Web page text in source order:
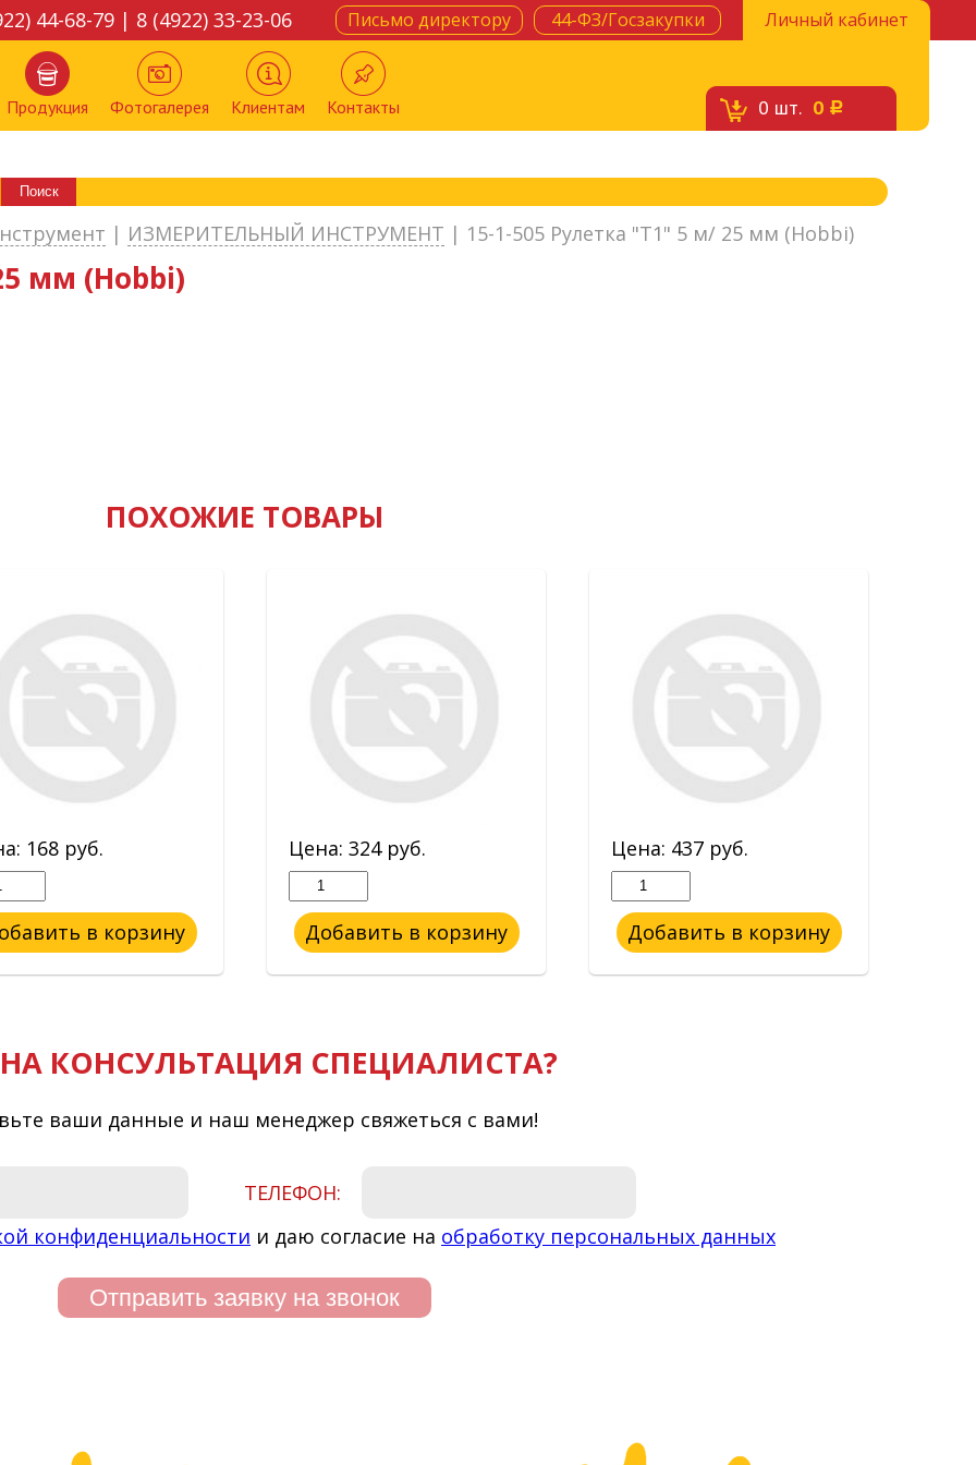
Личный кабинет
44-ФЗ/Госзакупки
Письмо директору
44-68-79 | 8 (4922) 33-23-06
0 шт. 0 c
Продукция Фотогалерея Клиентам Контакты
| ИЗМЕРИТЕЛЬНЫЙ ИНСТРУМЕНТ | 15-1-505 Рулетка "Т1" 5 м/ 25 мм (Hobbi)
мм (Hobbi)
ПОХОЖИЕ ТОВАРЫ
168 руб.
в корзину
Цена: 324руб.
Добавить в корзину
Цена: 437 руб.
Добавить в корзину
КОНСУЛЬТАЦИЯ СПЕЦИАЛИСТА?
ваши данные и наш менеджер свяжеться с вами!
ТЕЛЕФОН:
конфиденциальности и даю согласие на обработку персональных данных